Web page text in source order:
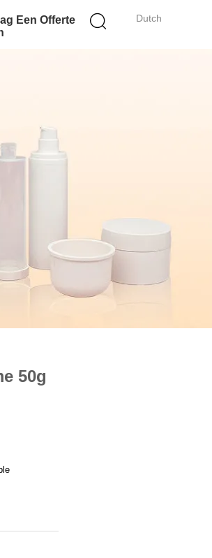
Dutch
Een Offerte
50g